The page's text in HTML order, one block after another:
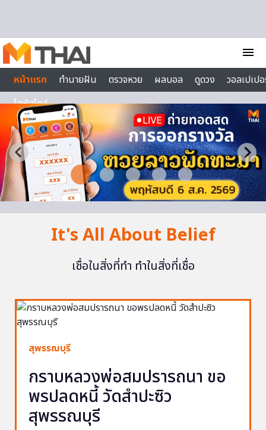
menu
หน้าแรก
ทำนายฝัน ตรวจหวย ผลบอล ดูดวง
วอลเปเป
ไลฟ์สไตล์
It's All About Belief
เชื่อในสิ่งที่ทำ ทำในสิ่งที่เชื่อ
สุพรรณบุรี
กราบหลวงพ่อสมปรารถนา ขอ
พรปลดหนี้ วัดสำปะซิว
สุพรรณบุรี